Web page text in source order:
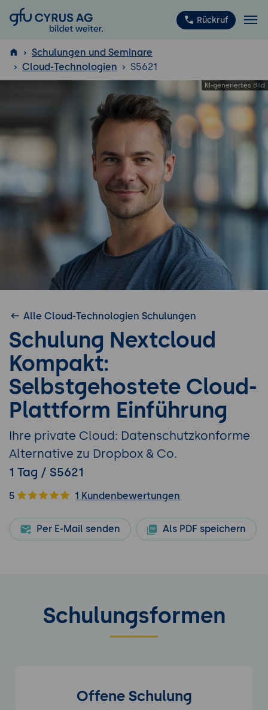
GFU Cyrus AG Rückruf
ISTQB ®
Schulungen und Seminare
Cloud-Technologien
S5621
Alle Cloud-Technologien Schulungen
Schulung Nextcloud
Kompakt:
Selbstgehostete Cloud-
Plattform Einführung
Ihre private Cloud: Datenschutzkonforme
Alternative zu Dropbox & Co.
1 Tag / S5621
5 1 Kundenbewertungen
Per E-Mail senden Als PDF speichern
Schulungsformen
Offene Schulung